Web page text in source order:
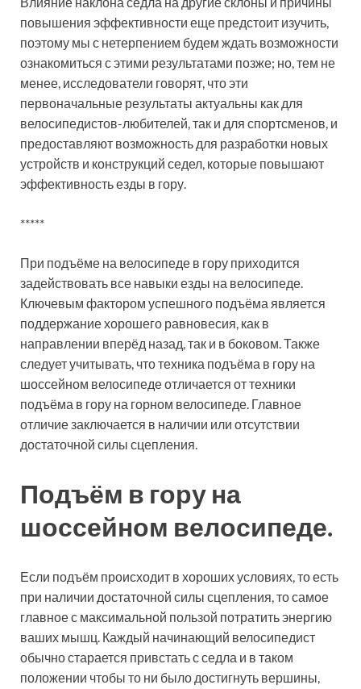
повышения эффективности еще предстоит изучить,
поэтому мы с нетерпением будем ждать возможности
ознакомиться с этими результатами позже; но, тем не
менее, исследователи говорят, что эти
первоначальные результаты актуальны как для
велосипедистов-любителей, так и для спортсменов, и
предоставляют возможность для разработки новых
устройств и конструкций седел, которые повышают
эффективность езды в гору.
*****
При подъёме на велосипеде в гору приходится
задействовать все навыки езды на велосипеде.
Ключевым фактором успешного подъёма является
поддержание хорошего равновесия, как в
направлении вперёд назад, так и в боковом. Также
следует учитывать, что техника подъёма в гору на
шоссейном велосипеде отличается от техники
подъёма в гору на горном велосипеде. Главное
отличие заключается в наличии или отсутствии
достаточной силы сцепления.
Подъём в гору на
шоссейном велосипеде.
Если подъём происходит в хороших условиях, то есть
при наличии достаточной силы сцепления, то самое
главное с максимальной пользой потратить энергию
ваших мышц. Каждый начинающий велосипедист
обычно старается привстать с седла и в таком
положении чтобы то ни было достигнуть вершины,